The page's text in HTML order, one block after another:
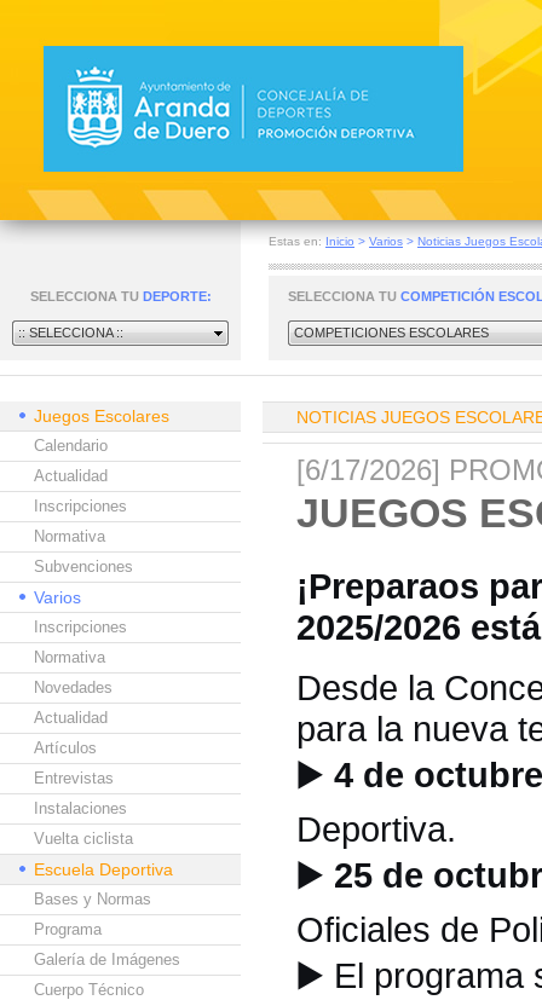
Estas en: Inicio > Varios > Noticias Juegos
SELECCIONA TU DEPORTE:
:: SELECCIONA ::
SELECCIONA TU COMPETICIÓN
COMPETICIONES ESCOLARES
Juegos Escolares
Calendario
Actualidad
Inscripciones
Normativa
Subvenciones
Varios
Inscripciones
Normativa
Novedades
Actualidad
Artículos
Entrevistas
Instalaciones
Vuelta ciclista
Escuela Deportiva
Bases y Normas
Programa
Galería de Imágenes
Cuerpo Técnico
NOTICIAS JUEGOS
[6/17/2026]
JUEGOS
¡Preparaos
2025/2026
Desde la
para la nueva
▶️ 4 de
Deportiva.
▶️ 25 de
Oficiales de
▶️ El programa